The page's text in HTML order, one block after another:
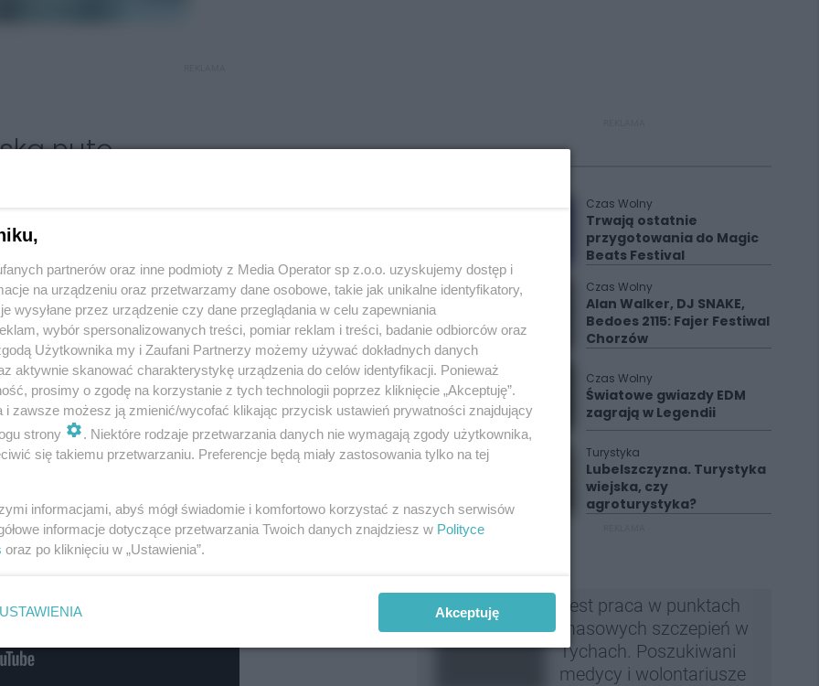
nutę
folkowy Góralska Hora, którego brzmienie oparte
węgierskie, pianino, kontrabas i
w ogólnopolskiej telewizji oraz na wielu
i wydarzeniach prywatnych. - To, co wyróżnia
różnorodność i unikalny charakter do
trombity, piszczałek czy okaryny, co dodaje
górskich - głosi zapowiedź.
Czas Wolny
Trwają ostatnie
przygotowania do Magic
Beats Festival
Czas Wolny
Alan Walker, DJ SNAKE,
Bedoes 2115: Fajer Festiwal
Chorzów
Czas Wolny
Światowe gwiazdy EDM
zagrają w Legendii
Turystyka
Lubelszczyzna. Turystyka
wiejska, czy
agroturystyka?
Jest praca w punktach
masowych szczepień w
Tychach. Poszukiwani
medycy i wolontariusze
partnerów oraz inne podmioty z Media Operator sp z.o.o. uzyskujemy dostęp i
na urządzeniu oraz przetwarzamy dane osobowe, takie jak unikalne identyfikatory,
wysyłane przez urządzenie czy dane przeglądania w celu zapewniania
wybór spersonalizowanych treści, pomiar reklam i treści, badanie odbiorców oraz
Użytkownika my i Zaufani Partnerzy możemy używać dokładnych danych
aktywnie skanować charakterystykę urządzenia do celów identyfikacji. Ponieważ
prosimy o zgodę na korzystanie z tych technologii poprzez kliknięcie „Akceptuję”.
i zawsze możesz ją zmienić/wycofać klikając przycisk ustawień prywatności znajdujący
strony
. Niektóre rodzaje przetwarzania danych nie wymagają zgody użytkownika,
się takiemu przetwarzaniu. Preferencje będą miały zastosowania tylko na tej
informacjami, abyś mógł świadomie i komfortowo korzystać z naszych serwisów
informacje dotyczące przetwarzania Twoich danych znajdziesz w Polityce
oraz po kliknięciu w „Ustawienia”.
USTAWIENIA Akceptuję